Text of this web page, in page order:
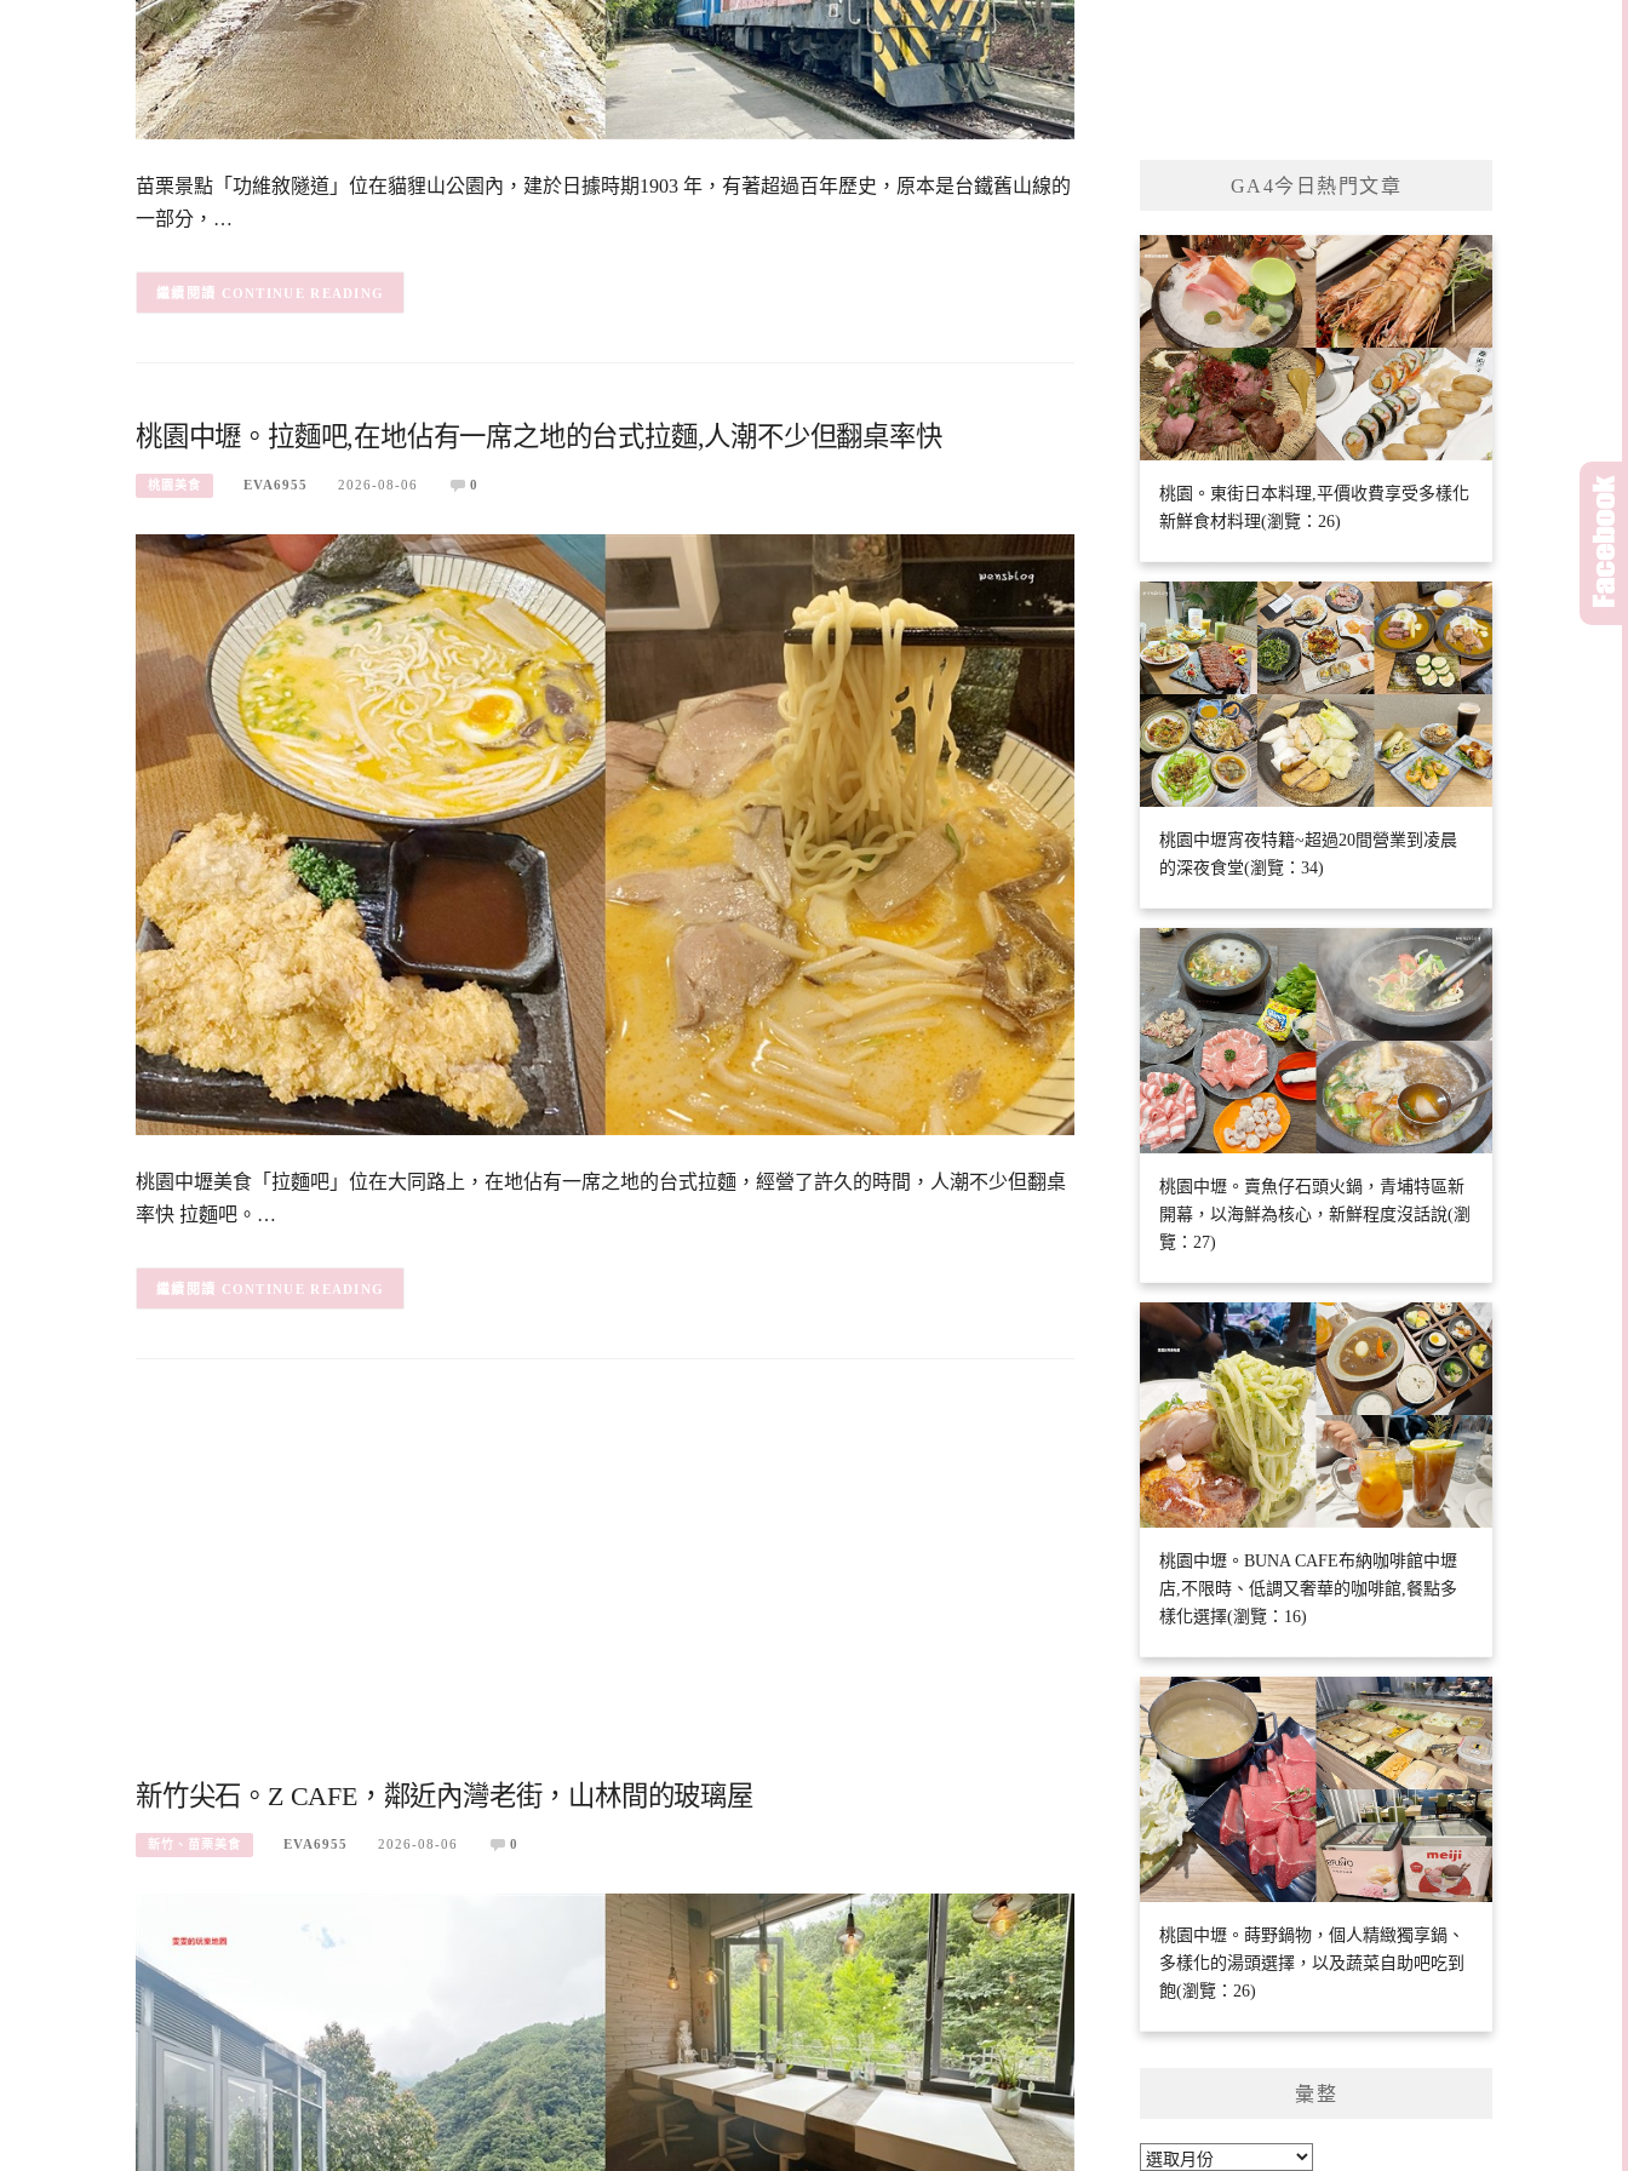
苗栗景點「功維敘隧道」位在貓貍山公園內，建於日據時期1903 年，有著超過百年歷史，原本是台鐵舊山線的
一部分，…
CONTINUE READING
桃園中壢。拉麵吧,在地佔有一席之地的台式拉麵,人潮不少但翻桌率快
桃園美食 EVA6955 2026-08-06 0
桃園中壢美食「拉麵吧」位在大同路上，在地佔有一席之地的台式拉麵，經營了許久的時間，人潮不少但翻桌
率快 拉麵吧。…
CONTINUE READING
新竹尖石。Z CAFE，鄰近內灣老街，山林間的玻璃屋
新竹、苗栗美食 EVA6955 2026-08-06 0
GA4今日熱門文章
桃園。東街日本料理,平價收費享受多樣化
新鮮食材料理(瀏覽：26)
桃園中壢宵夜特籍~超過20間營業到凌晨
的深夜食堂(瀏覽：34)
桃園中壢。賣魚仔石頭火鍋，青埔特區新
開幕，以海鮮為核心，新鮮程度沒話說(瀏
覽：27)
桃園中壢。BUNA CAFE布納咖啡館中壢
店,不限時、低調又奢華的咖啡館,餐點多
樣化選擇(瀏覽：16)
桃園中壢。蒔野鍋物，個人精緻獨享鍋、
多樣化的湯頭選擇，以及蔬菜自助吧吃到
飽(瀏覽：26)
彙整
彙